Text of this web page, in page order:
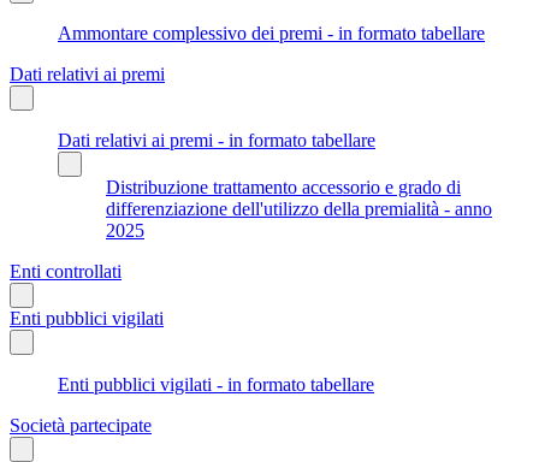
Ammontare complessivo dei premi - in formato tabellare
Dati relativi ai premi
Dati relativi ai premi - in formato tabellare
Distribuzione trattamento accessorio e grado di
differenziazione dell'utilizzo della premialità - anno
2025
Enti controllati
Enti pubblici vigilati
Enti pubblici vigilati - in formato tabellare
Società partecipate